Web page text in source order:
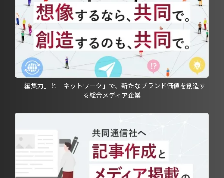
「編集力」と「ネットワーク」で、新たなブランド価値を創造す
る総合メディア企業